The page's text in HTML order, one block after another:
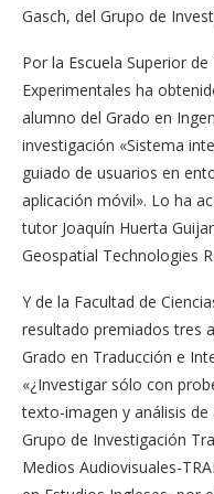
Gasch, del Grupo de
Por la Escuela Superior
Experimentales ha
alumno del Grado en
investigación «Sistema
guiado de usuarios en
aplicación móvil». Lo ha
tutor Joaquín Huerta
Geospatial Technologies
Y de la Facultad de
resultado premiados tres
Grado en Traducción e
«¿Investigar sólo con
texto-imagen y análisis de
Grupo de Investigación
Medios Audiovisuales-